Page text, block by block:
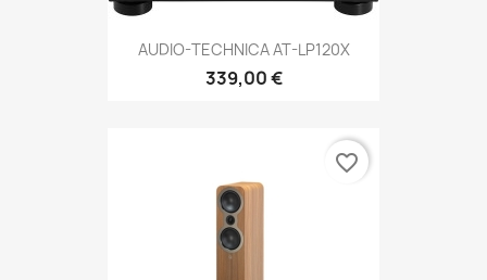
AUDIO-TECHNICA AT-LP120X
339,00 €
favorite_border